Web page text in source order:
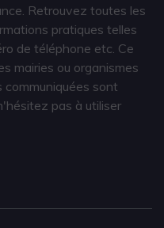
Retrouvez toutes les
pratiques telles
de téléphone etc. Ce
mairies ou organismes
sont
pas à utiliser